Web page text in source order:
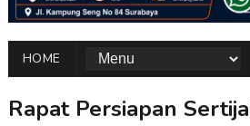
HOME
Rapat Persiapan